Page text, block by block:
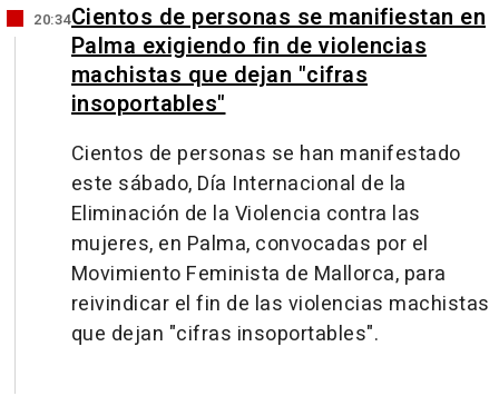
20:34Cientos de personas se manifiestan en
Palma exigiendo fin de violencias
machistas que dejan "cifras
insoportables"
Cientos de personas se han manifestado
este sábado, Día Internacional de la
Eliminación de la Violencia contra las
mujeres, en Palma, convocadas por el
Movimiento Feminista de Mallorca, para
reivindicar el fin de las violencias machistas
que dejan "cifras insoportables".